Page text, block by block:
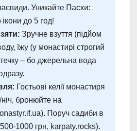
Уникайте Пасхи:
ікони до 5 год!
Зручне взуття (підйом
їжу (у монастирі строгий
– бо джерельна вода
Гостьові келії монастиря
бронюйте на
Поруч садиби в
1000 грн, karpaty.rocks).